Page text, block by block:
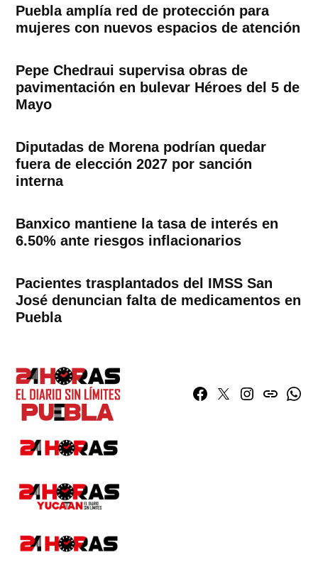
Puebla amplía red de protección para
mujeres con nuevos espacios de atención
Pepe Chedraui supervisa obras de
pavimentación en bulevar Héroes del 5 de
Mayo
Diputadas de Morena podrían quedar
fuera de elección 2027 por sanción
interna
Banxico mantiene la tasa de interés en
6.50% ante riesgos inflacionarios
Pacientes trasplantados del IMSS San
José denuncian falta de medicamentos en
Puebla
Facebook
TwitterInstagram
issuu